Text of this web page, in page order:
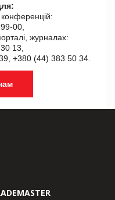
00,
журналах:
13,
+380 (44) 383 50 34.